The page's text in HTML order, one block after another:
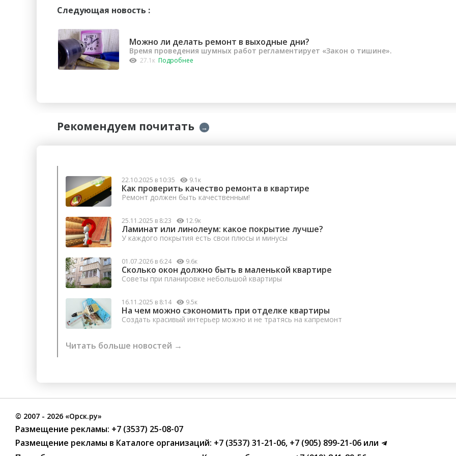
Следующая новость :
Можно ли делать ремонт в выходные дни?
Время проведения шумных работ регламентирует «Закон о тишине».
27.1к Подробнее
Рекомендуем почитать →
22.10.2025 в 10:35 9.1к
Как проверить качество ремонта в квартире
Ремонт должен быть качественным!
25.11.2025 в 8:23 12.9к
Ламинат или линолеум: какое покрытие лучше?
У каждого покрытия есть свои плюсы и минусы
01.07.2026 в 6:24 9.6к
Сколько окон должно быть в маленькой квартире
Советы при планировке небольшой квартиры
16.11.2025 в 8:14 9.5к
На чем можно сэкономить при отделке квартиры
Создать красивый интерьер можно и не тратясь на капремонт
Читать больше новостей →
© 2007 - 2026 «Орск.ру»
Размещение рекламы: +7 (3537) 25-08-07
Размещение рекламы в Каталоге организаций: +7 (3537) 31-21-06, +7 (905) 899-21-06 или